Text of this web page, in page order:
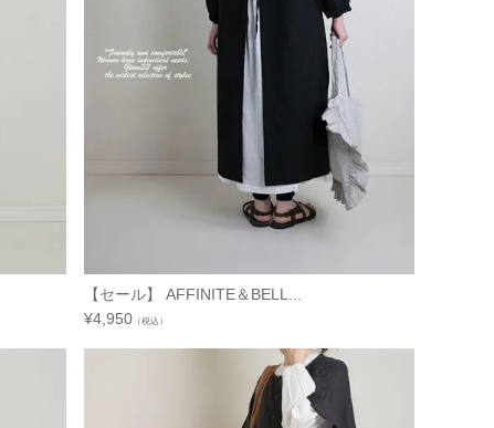
【セール】 AFFINITE＆BELL...
¥4,950 （税込）